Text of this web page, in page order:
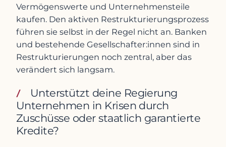
Vermögenswerte und Unternehmensteile
kaufen. Den aktiven Restrukturierungsprozess
führen sie selbst in der Regel nicht an. Banken
und bestehende Gesellschafter:innen sind in
Restrukturierungen noch zentral, aber das
verändert sich langsam.
Unterstützt deine Regierung
Unternehmen in Krisen durch
Zuschüsse oder staatlich garantierte
Kredite?